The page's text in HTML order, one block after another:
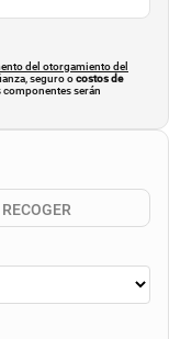
del otorgamiento del
seguro ocostos de
componentes serán
RECOGER